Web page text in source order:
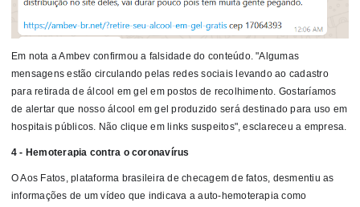
Em nota a Ambev confirmou a falsidade do conteúdo. "Algumas
mensagens estão circulando pelas redes sociais levando ao cadastro
para retirada de álcool em gel em postos de recolhimento. Gostaríamos
de alertar que nosso álcool em gel produzido será destinado para uso em
hospitais públicos. Não clique em links suspeitos", esclareceu a empresa.
4 - Hemoterapia contra o coronavírus
O Aos Fatos, plataforma brasileira de checagem de fatos, desmentiu as
informações de um vídeo que indicava a auto-hemoterapia como